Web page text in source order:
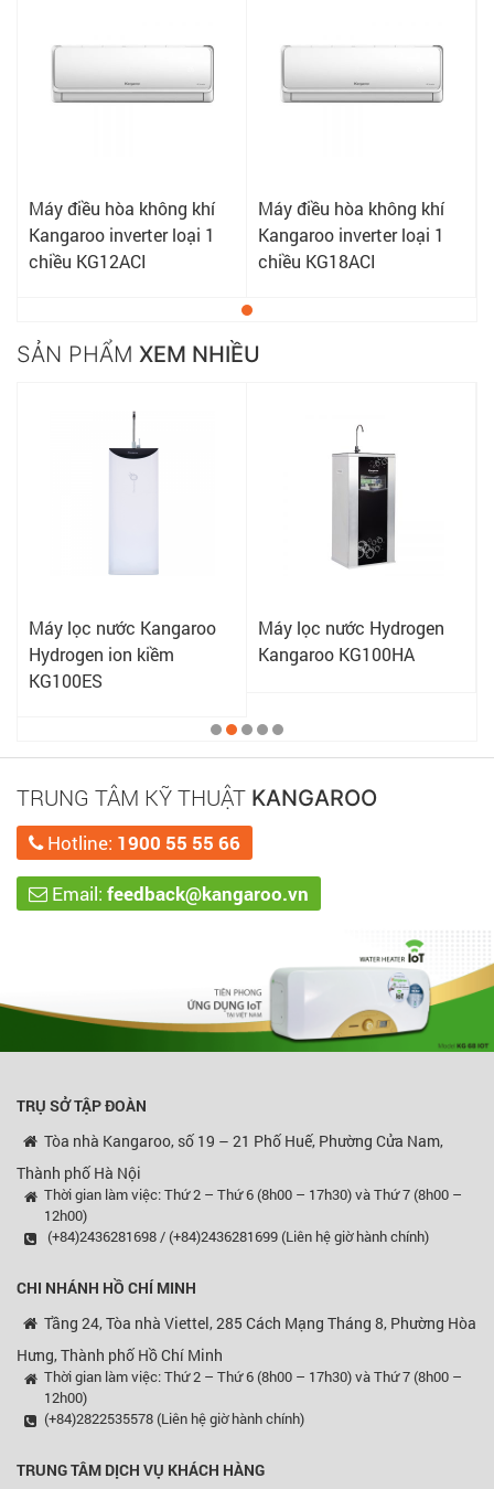
Máy điều hòa không khí
Kangaroo inverter loại 1
chiều KG12ACI
Máy điều hòa không khí
Kangaroo inverter loại 1
chiều KG18ACI
SẢN PHẨM XEM NHIỀU
Máy lọc nước Kangaroo
Hydrogen ion kiềm
KG100ES
Máy lọc nước Hydrogen
Kangaroo KG100HA
TRUNG TÂM KỸ THUẬT KANGAROO
Hotline: 1900 55 55 66
Email: feedback@kangaroo.vn
TRỤ SỞ TẬP ĐOÀN
Tòa nhà Kangaroo, số 19 – 21 Phố Huế, Phường Cửa Nam,
Thành phố Hà Nội
Thời gian làm việc: Thứ 2 – Thứ 6 (8h00 – 17h30) và Thứ 7 (8h00 –
12h00)
(+84)2436281698 / (+84)2436281699 (Liên hệ giờ hành chính)
CHI NHÁNH HỒ CHÍ MINH
Tầng 24, Tòa nhà Viettel, 285 Cách Mạng Tháng 8, Phường Hòa
Hưng, Thành phố Hồ Chí Minh
Thời gian làm việc: Thứ 2 – Thứ 6 (8h00 – 17h30) và Thứ 7 (8h00 –
12h00)
(+84)2822535578 (Liên hệ giờ hành chính)
TRUNG TÂM DỊCH VỤ KHÁCH HÀNG